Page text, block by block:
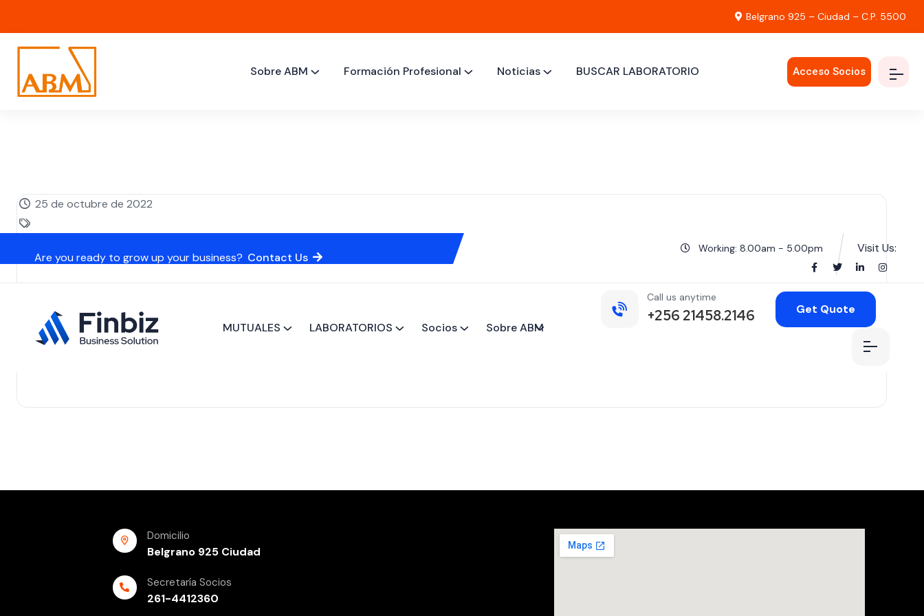
Belgrano 925 – Ciudad – C.P. 5500
Sobre ABM Formación Profesional Noticias BUSCAR LABORATORIO Acceso Socios
25 de octubre de 2022
Are you ready to grow up your business? Contact Us
Working: 8.00am - 5.00pm Visit Us:
MUTUALES LABORATORIOS Socios Sobre ABM
Call us anytime
+256 21458.2146 Get Quote
Domicilio
Belgrano 925 Ciudad
Secretaría Socios
261-4412360